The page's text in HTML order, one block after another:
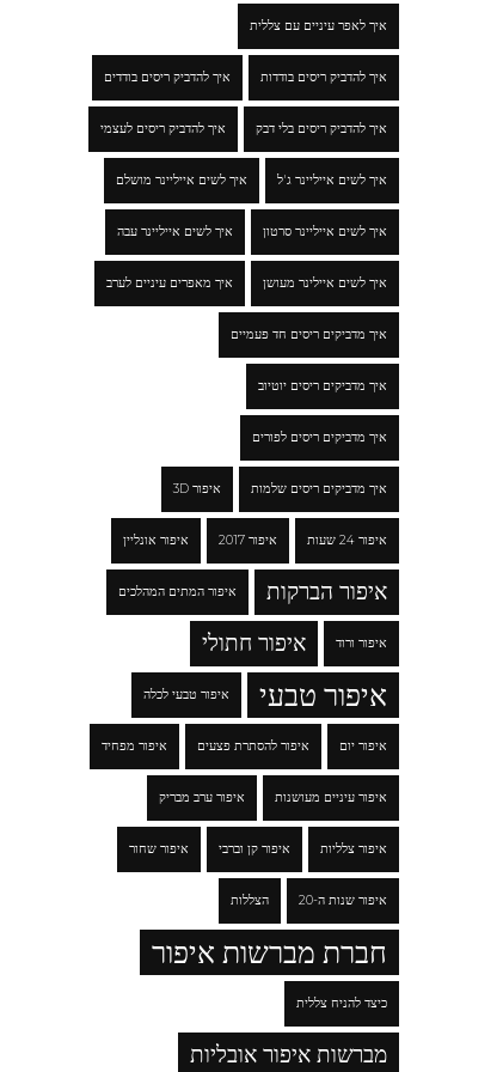
איך לאפר עיניים עם צללית
איך להדביק ריסים בודדות איך להדביק ריסים בודדים
איך להדביק ריסים בלי דבק איך להדביק ריסים לעצמי
איך לשים אייליינר ג'ל איך לשים אייליינר מושלם
איך לשים אייליינר סרטון איך לשים אייליינר עבה
איך לשים איילינר מעושן איך מאפרים עיניים לערב
איך מדביקים ריסים חד פעמיים
איך מדביקים ריסים יוטיוב
איך מדביקים ריסים לפורים
איך מדביקים ריסים שלמות איפור 3D
איפור 24 שעות איפור 2017 איפור אונליין
איפור הברקות איפור המתים המהלכים
איפור ורוד איפור חתולי
איפור טבעי איפור טבעי לכלה
איפור יום איפור להסתרת פצעים איפור מפחיד
איפור עיניים מעושנות איפור ערב מבריק
איפור צלליות איפור קן וברבי איפור שחור
איפור שנות ה-20 הצללות
חברת מברשות איפור
כיצד להניח צללית
מברשות איפור אובליות